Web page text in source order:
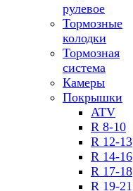
рулевое
Тормозные
колодки
Тормозная
система
Камеры
Покрышки
ATV
R 8-10
R 12-13
R 14-16
R 17-18
R 19-21